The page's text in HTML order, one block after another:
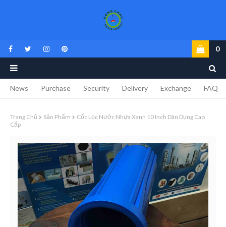
0
News Purchase Security Delivery Exchange FAQ
Trang Chủ Sản Phẩm
Cốc Lọc Nước Nhựa Xanh 10 Inch Dân Dụng Cao
Cấp